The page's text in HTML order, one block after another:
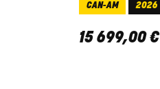
CAN-AM 2026
15 699,00€